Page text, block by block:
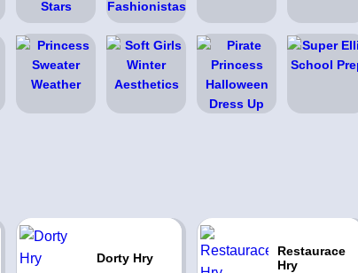
Dorty Hry
Restaurace
Hry